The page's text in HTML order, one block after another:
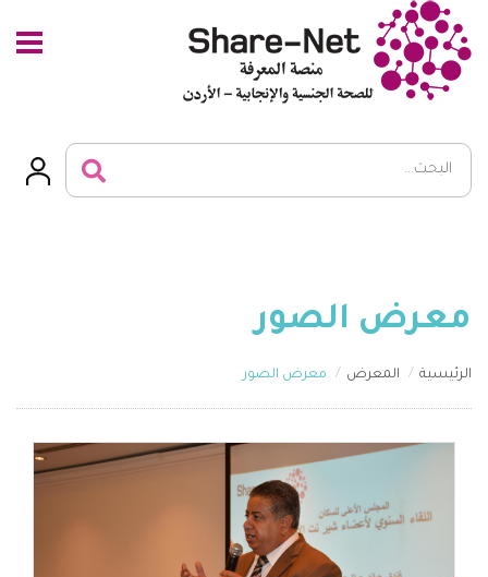
معرض الصور
الرئيسية المعرض معرض الصور